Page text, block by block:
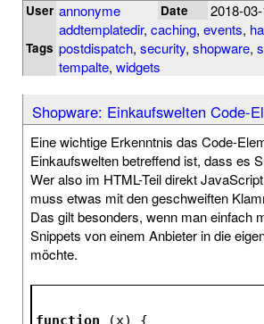
User annonyme Date 2018-
Tags
addtemplatedir, caching, events,
postdispatch, security, shopware,
tempalte, widgets
Shopware: Einkaufswelten Code-
Eine wichtige Erkenntnis das Code-
Einkaufswelten betreffend ist, dass es
Wer also im HTML-Teil direkt
muss etwas mit den geschweiften
Das gilt besonders, wenn man einfach
Snippets von einem Anbieter in die
möchte.
function (x) {